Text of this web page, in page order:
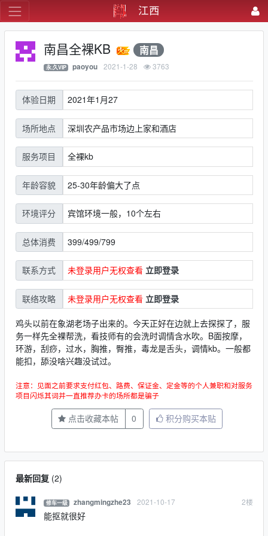
江西
南昌全裸KB 南昌
永.久VIP paoyou 2021-1-28 3763
体验日期 2021年1月27
场所地点 深圳农产品市场边上家和酒店
服务项目 全裸kb
年龄容貌 25-30年龄偏大了点
环境评分 宾馆环境一般，10个左右
总体消费 399/499/799
联系方式 未登录用户无权查看 立即登录
联络攻略 未登录用户无权查看 立即登录
鸡头以前在象湖老场子出来的。今天正好在边就上去探探了，服
务一样先全裸帮洗，看技师有的会洗时调情含水吹。B面按摩，
环游，刮痧，过水，胸推，臀推，毒龙是舌头，调情kb。一般都
能扣，舔没啥兴趣没试过。
注意：见面之前要求支付红包、路费、保证金、定金等的个人兼职和对服务
项目闪烁其词并一直推荐办卡的场所都是骗子
点击收藏本帖 0 积分购买本贴
最新回复(2)
修车一级 zhangmingzhe23 2021-10-17 2楼
能抠就很好